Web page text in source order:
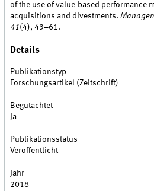
of the use of value-based performance
acquisitions and divestments.
41(4), 43–61.
Details
Publikationstyp
Forschungsartikel (Zeitschrift)
Begutachtet
Ja
Publikationsstatus
Veröffentlicht
Jahr
2018